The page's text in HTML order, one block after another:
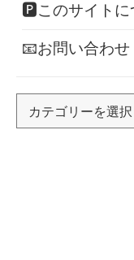
🅿このサイトに
📧お問い合わせ